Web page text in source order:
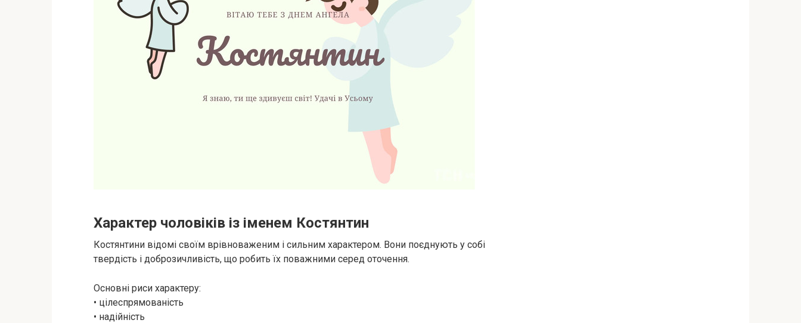
Характер чоловіків із іменем Костянтин
Костянтини відомі своїм врівноваженим і сильним характером. Вони поєднують у собі
твердість і доброзичливість, що робить їх поважними серед оточення.
Основні риси характеру:
• цілеспрямованість
• надійність